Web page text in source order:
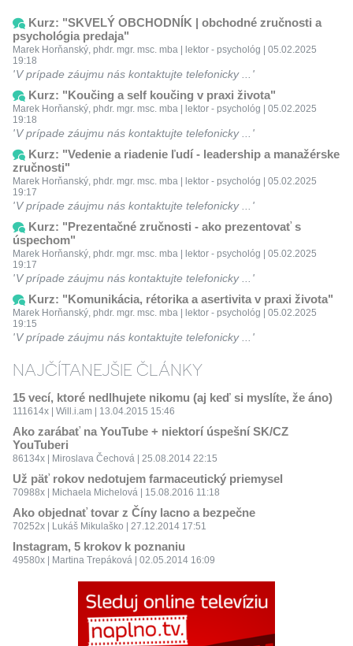
Kurz: "SKVELÝ OBCHODNÍK | obchodné zručnosti a
psychológia predaja"
Marek Horňanský, phdr. mgr. msc. mba | lektor - psychológ | 05.02.2025
19:18
V prípade záujmu nás kontaktujte telefonicky ...
Kurz: "Koučing a self koučing v praxi života"
Marek Horňanský, phdr. mgr. msc. mba | lektor - psychológ | 05.02.2025
19:18
V prípade záujmu nás kontaktujte telefonicky ...
Kurz: "Vedenie a riadenie ľudí - leadership a manažérske
zručnosti"
Marek Horňanský, phdr. mgr. msc. mba | lektor - psychológ | 05.02.2025
19:17
V prípade záujmu nás kontaktujte telefonicky ...
Kurz: "Prezentačné zručnosti - ako prezentovať s
úspechom"
Marek Horňanský, phdr. mgr. msc. mba | lektor - psychológ | 05.02.2025
19:17
V prípade záujmu nás kontaktujte telefonicky ...
Kurz: "Komunikácia, rétorika a asertivita v praxi života"
Marek Horňanský, phdr. mgr. msc. mba | lektor - psychológ | 05.02.2025
19:15
V prípade záujmu nás kontaktujte telefonicky ...
NAJČÍTANEJŠIE ČLÁNKY
15 vecí, ktoré nedlhujete nikomu (aj keď si myslíte, že áno)
111614x | Will.i.am | 13.04.2015 15:46
Ako zarábať na YouTube + niektorí úspešní SK/CZ
YouTuberi
86134x | Miroslava Čechová | 25.08.2014 22:15
Už päť rokov nedotujem farmaceutický priemysel
70988x | Michaela Michelová | 15.08.2016 11:18
Ako objednať tovar z Číny lacno a bezpečne
70252x | Lukáš Mikulaško | 27.12.2014 17:51
Instagram, 5 krokov k poznaniu
49580x | Martina Trepáková | 02.05.2014 16:09